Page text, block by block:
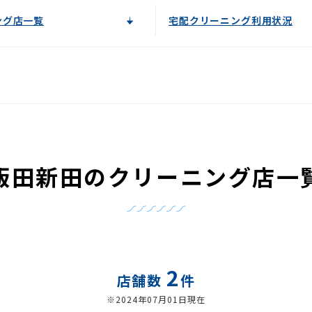
店一覧 宅配クリーニング利用状況
田新田のクリーニング店一
店舗数 2件
※2024年07月01日現在